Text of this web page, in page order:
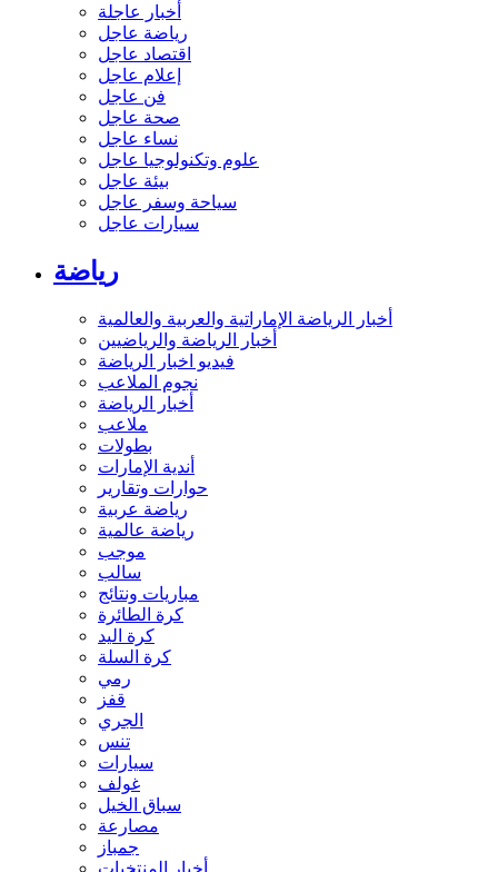
أخبار عاجلة
رياضة عاجل
اقتصاد عاجل
إعلام عاجل
فن عاجل
صحة عاجل
نساء عاجل
علوم وتكنولوجيا عاجل
بيئة عاجل
سياحة وسفر عاجل
سيارات عاجل
رياضة
أخبار الرياضة الإماراتية والعربية والعالمية
أخبار الرياضة والرياضيين
فيديو اخبار الرياضة
نجوم الملاعب
أخبار الرياضة
ملاعب
بطولات
أندية الإمارات
حوارات وتقارير
رياضة عربية
رياضة عالمية
موجب
سالب
مباريات ونتائج
كرة الطائرة
كرة اليد
كرة السلة
رمي
قفز
الجري
تنس
سيارات
غولف
سباق الخيل
مصارعة
جمباز